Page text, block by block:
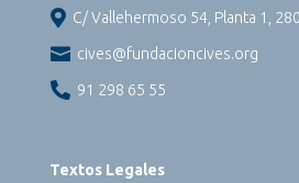
 C/ Vallehermoso 54, Planta 1,
 cives@fundacioncives.org
 91 298 65 55
Textos Legales